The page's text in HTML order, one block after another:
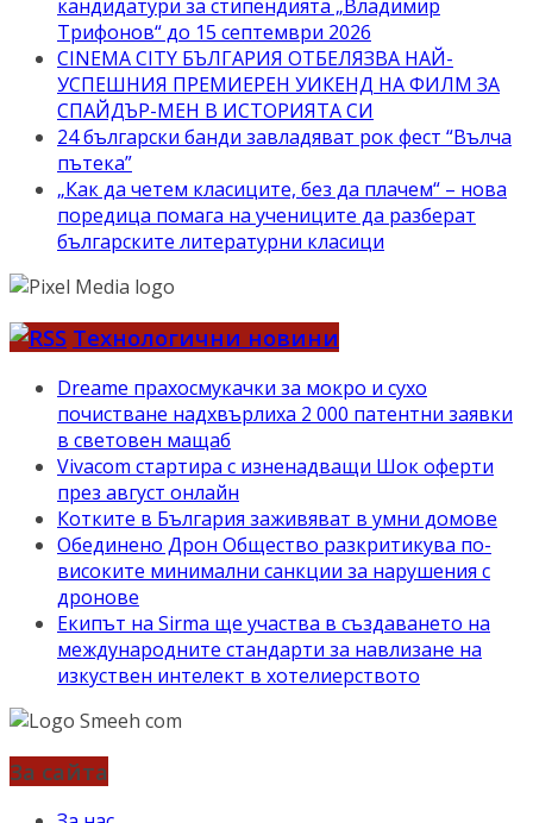
кандидатури за стипендията „Владимир
Трифонов“ до 15 септември 2026
CINEMA CITY БЪЛГАРИЯ ОТБЕЛЯЗВА НАЙ-
УСПЕШНИЯ ПРЕМИЕРЕН УИКЕНД НА ФИЛМ ЗА
СПАЙДЪР-МЕН В ИСТОРИЯТА СИ
24 български банди завладяват рок фест “Вълча
пътека”
„Как да четем класиците, без да плачем“ – нова
поредица помага на учениците да разберат
българските литературни класици
Технологични новини
Dreame прахосмукачки за мокро и сухо
почистване надхвърлиха 2 000 патентни заявки
в световен мащаб
Vivacom стартира с изненадващи Шок оферти
през август онлайн
Котките в България заживяват в умни домове
Обединено Дрон Общество разкритикува по-
високите минимални санкции за нарушения с
дронове
Екипът на Sirma ще участва в създаването на
международните стандарти за навлизане на
изкуствен интелект в хотелиерството
За сайта